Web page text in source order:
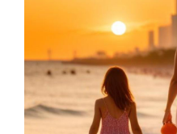
Mantén tu techo y
evitar incrementos
Instala sistemas anti
pueden reducir las
Compara diferentes
por múltiples pólizas.
Aumenta tu